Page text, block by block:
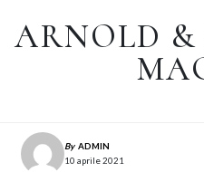
ARNOLD
By ADMIN
10 aprile 2021